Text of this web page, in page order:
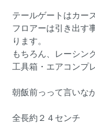
テールゲートはカー
フロアーは引き出す
ります。
もちろん、レーシン
工具箱・エアコンプ
朝飯前っって言いな
全長約２４センチ